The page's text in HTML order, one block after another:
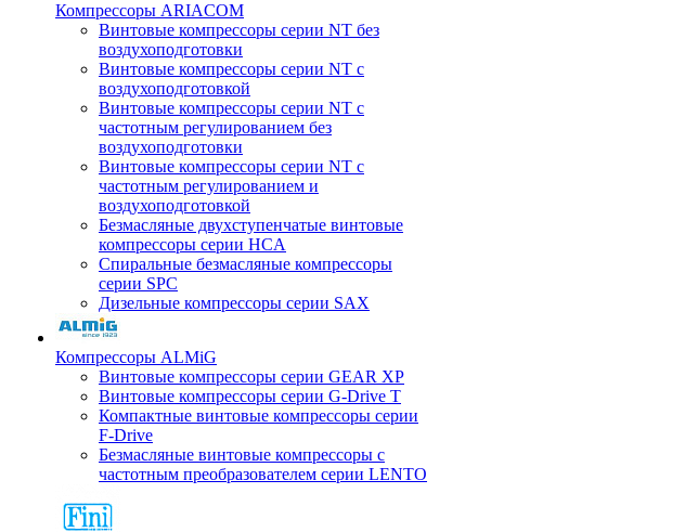
Компрессоры ARIACOM
Винтовые компрессоры серии NT без
воздухоподготовки
Винтовые компрессоры серии NT c
воздухоподготовкой
Винтовые компрессоры серии NT с
частотным регулированием без
воздухоподготовки
Винтовые компрессоры серии NT с
частотным регулированием и
воздухоподготовкой
Безмасляные двухступенчатые винтовые
компрессоры серии HCA
Спиральные безмасляные компрессоры
серии SPC
Дизельные компрессоры серии SAX
Компрессоры ALMiG
Винтовые компрессоры серии GEAR XP
Винтовые компрессоры серии G-Drive T
Компактные винтовые компрессоры серии
F-Drive
Безмасляные винтовые компрессоры с
частотным преобразователем серии LENTO